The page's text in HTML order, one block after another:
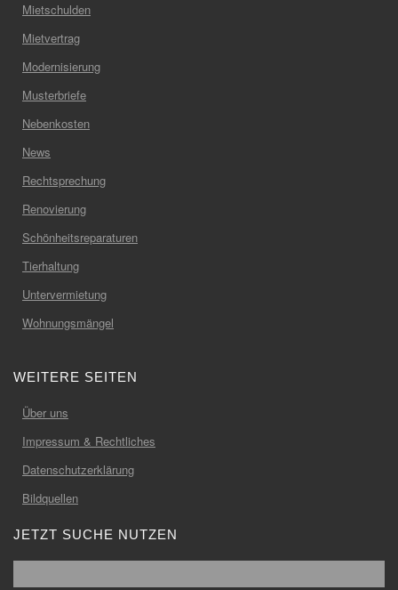
Mietschulden
Mietvertrag
Modernisierung
Musterbriefe
Nebenkosten
News
Rechtsprechung
Renovierung
Schönheitsreparaturen
Tierhaltung
Untervermietung
Wohnungsmängel
WEITERE SEITEN
Über uns
Impressum & Rechtliches
Datenschutzerklärung
Bildquellen
JETZT SUCHE NUTZEN